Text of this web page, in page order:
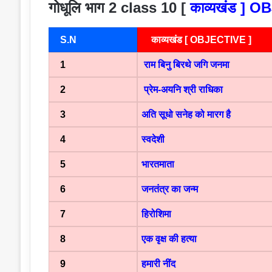
गोधूलि भाग 2 class 10 [काव्यखंड ]
S.N काव्यखंड [ OBJECTIVE ]
1 राम बिनु बिरथे जगि जनमा
2 प्रेम-अयनि श्री राधिका
3 अति सूधो सनेह को मारग है
4 स्वदेशी
5 भारतमाता
6 जनतंत्र का जन्म
7 हिरोशिमा
8 एक वृक्ष की हत्या
9 हमारी नींद